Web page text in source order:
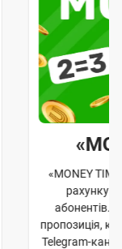
«MONEY
рахунку
абонентів.
пропозиція,
Telegram-